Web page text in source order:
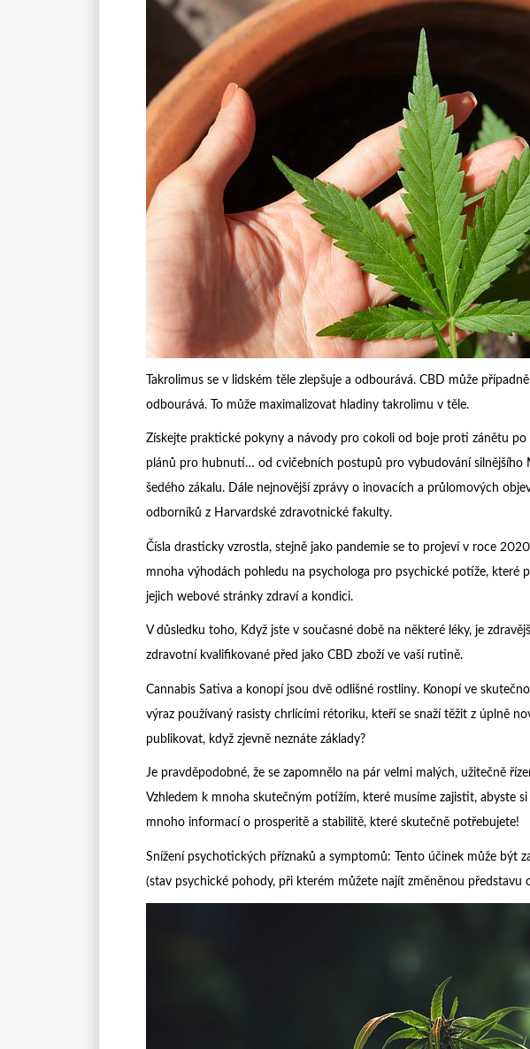
Takrolimus se v lidském těle zlepšuje a odbourává. CBD může
odbourává. To může maximalizovat hladiny takrolimu v těle.
Získejte praktické pokyny a návody pro cokoli od boje proti zánětu po
plánů pro hubnutí… od cvičebních postupů pro vybudování silnějšího
šedého zákalu. Dále nejnovější zprávy o inovacích a průlomových
odborníků z Harvardské zdravotnické fakulty.
Čísla drasticky vzrostla, stejně jako pandemie se to projeví v roce
mnoha výhodách pohledu na psychologa pro psychické potíže, které
jejich webové stránky zdraví a kondici.
V důsledku toho, Když jste v současné době na některé léky, je
zdravotní kvalifikované před jako CBD zboží ve vaší rutině.
Cannabis Sativa a konopí jsou dvě odlišné rostliny. Konopí ve
výraz používaný rasisty chrlícími rétoriku, kteří se snaží těžit z úplně
publikovat, když zjevně neznáte základy?
Je pravděpodobné, že se zapomnělo na pár velmi malých, užitečně
Vzhledem k mnoha skutečným potížím, které musíme zajistit, abyste
mnoho informací o prosperitě a stabilitě, které skutečně potřebujete!
Snížení psychotických příznaků a symptomů: Tento účinek může být
(stav psychické pohody, při kterém můžete najít změněnou představu